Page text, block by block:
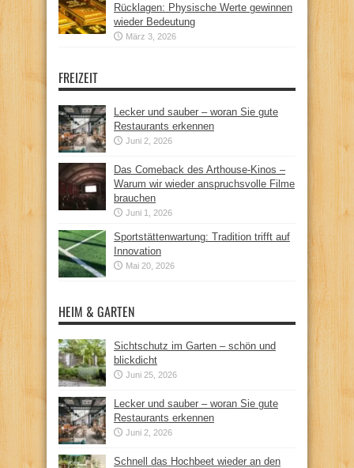
Rücklagen: Physische Werte gewinnen
wieder Bedeutung
März 3, 2026
FREIZEIT
Lecker und sauber – woran Sie gute
Restaurants erkennen
Juni 2, 2026
Das Comeback des Arthouse-Kinos –
Warum wir wieder anspruchsvolle Filme
brauchen
Juni 1, 2026
Sportstättenwartung: Tradition trifft auf
Innovation
Mai 20, 2026
HEIM & GARTEN
Sichtschutz im Garten – schön und
blickdicht
Juni 25, 2026
Lecker und sauber – woran Sie gute
Restaurants erkennen
Juni 2, 2026
Schnell das Hochbeet wieder an den